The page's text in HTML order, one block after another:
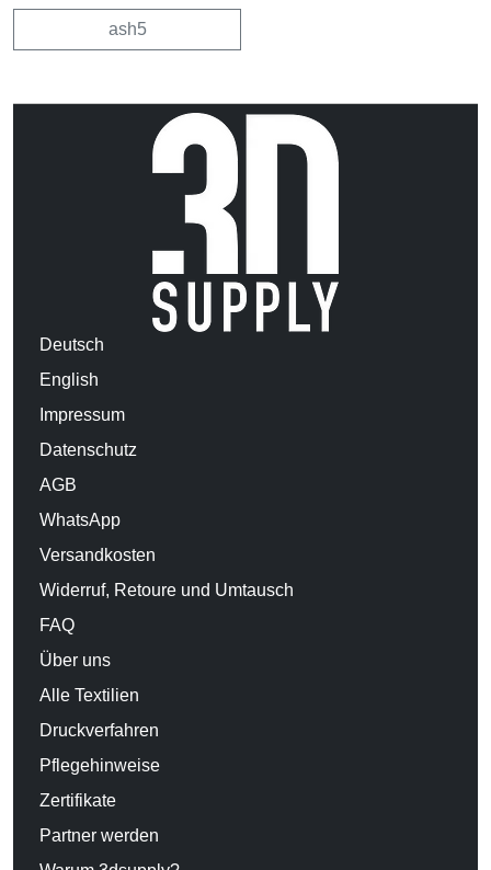
ash5
Deutsch
English
Impressum
Datenschutz
AGB
WhatsApp
Versandkosten
Widerruf, Retoure und Umtausch
FAQ
Über uns
Alle Textilien
Druckverfahren
Pflegehinweise
Zertifikate
Partner werden